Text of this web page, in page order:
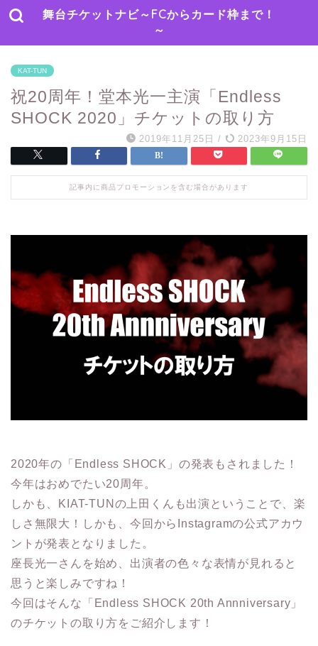
舞台チケットナビ～FCからカード枠まで！
～
KAT-TUN
祝20周年！堂本光一主演「Endless
SHOCK 2020」チケットの取り方
2019年11月25日 / 2023年9月15日
記事内に商品プロモーションを含む場合があります
2020年の「Endless SHOCK」の発表もされました！
今年はおめでたい20周年。
しかも、KIAT-TUNの上田くんも出演ということで、楽
しさ無限大！しかも、今回からInstagramの公式アカウ
ントが発表となりました。
座長光一さんを始め、出演者の色々な表情が見れると
思うと楽しみですね！
今回はそんな「Endless SHOCK 20th Annniversary」
のチケットの取り方をご紹介します！